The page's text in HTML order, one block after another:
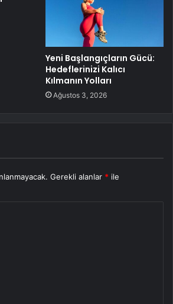
Yeni Başlangıçların Gücü:
Hedeflerinizi Kalıcı
Kılmanın Yolları
Ağustos 3, 2026
Gerekli alanlar * ile